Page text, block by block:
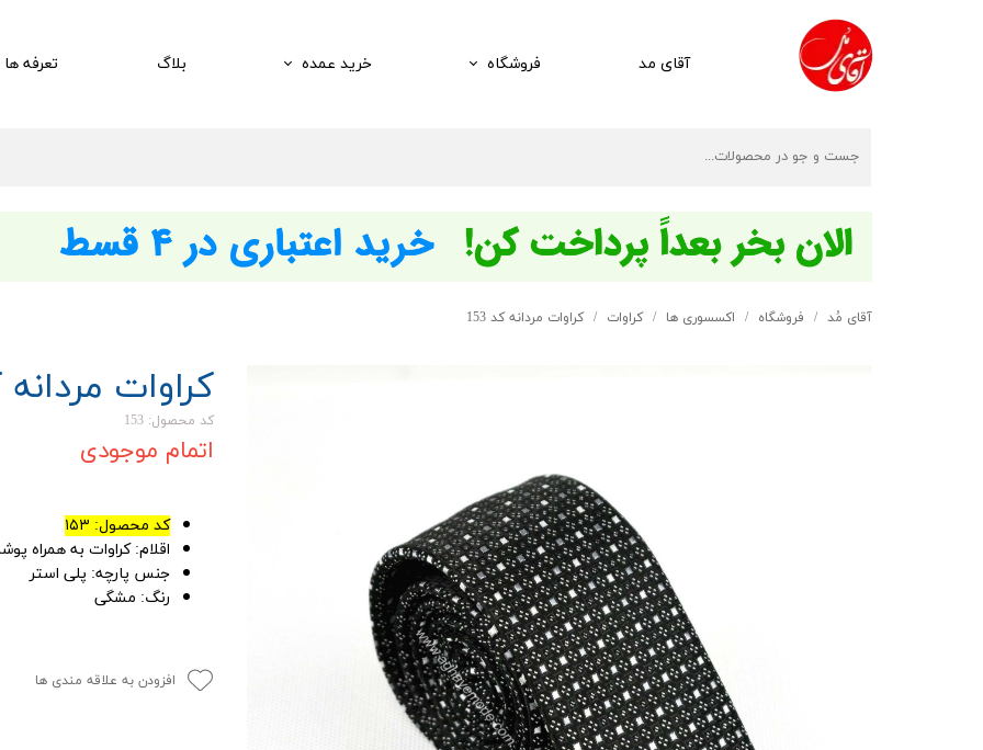
آقای مد فروشگاه خرید عمده بلاگ تعرفه ها
آقای مُد فروشگاه اکسسوری ها کراوات کراوات مردانه کد 153
کراوات مردانه
کد محصول: 153
اتمام موجودی
کد محصول: ۱۵۳
اقلام: کراوات به همراه
جنس پارچه: پلی استر
رنگ: مشگی
افزودن به علاقه مندی ها